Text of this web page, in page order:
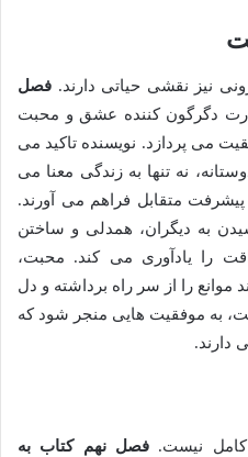
نیز نقشی حیاتی دارند. فصل
دگرگون کننده عشق و محبت
می پردازد. نویسنده تاکید می
نه تنها به زندگی معنا می
متقابل فراهم می آورند.
به دیگران، همدلی و ساختن
را یادآوری می کند. محبت،
را از سر راه برداشته و دل
به موفقیت هایی منجر شود که
دارند.
کامل نیست.فصل نهم کتاب به